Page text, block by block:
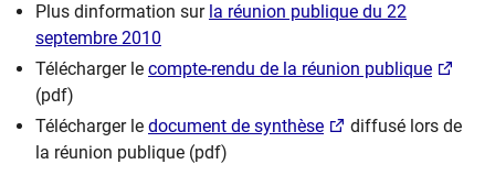
Plus dinformation sur la réunion publique du 22
septembre 2010
Télécharger le compte-rendu de la réunion publique
(pdf)
Télécharger le document de synthèse
diffusé lors de
la réunion publique (pdf)